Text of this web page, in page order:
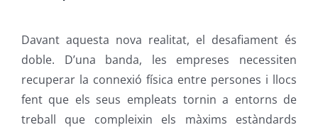
Davant aquesta nova realitat, el desafiament és
doble. D’una banda, les empreses necessiten
recuperar la connexió física entre persones i llocs
fent que els seus empleats tornin a entorns de
treball que compleixin els màxims estàndards